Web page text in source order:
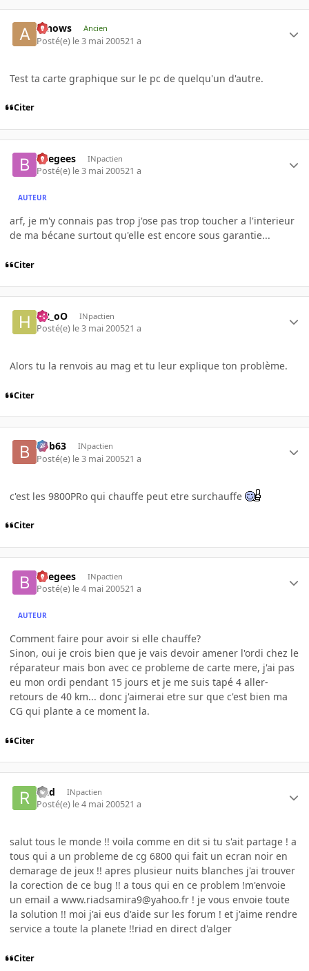
arnows Ancien
Posté(e) le 3 mai 200521 a
Test ta carte graphique sur le pc de quelqu'un d'autre.
Citer
beegees INpactien
Posté(e) le 3 mai 200521 a
AUTEUR
arf, je m'y connais pas trop j'ose pas trop toucher a l'interieur
de ma bécane surtout qu'elle est encore sous garantie...
Citer
H2_oO INpactien
Posté(e) le 3 mai 200521 a
Alors tu la renvois au mag et tu leur explique ton problème.
Citer
bob63 INpactien
Posté(e) le 3 mai 200521 a
c'est les 9800PRo qui chauffe peut etre surchauffe
Citer
beegees INpactien
Posté(e) le 4 mai 200521 a
AUTEUR
Comment faire pour avoir si elle chauffe?
Sinon, oui je crois bien que je vais devoir amener l'ordi chez le
réparateur mais bon avec ce probleme de carte mere, j'ai pas
eu mon ordi pendant 15 jours et je me suis tapé 4 aller-
retours de 40 km... donc j'aimerai etre sur que c'est bien ma
CG qui plante a ce moment la.
Citer
riad INpactien
Posté(e) le 4 mai 200521 a
salut tous le monde !! voila comme en dit si tu s'ait partage ! a
tous qui a un probleme de cg 6800 qui fait un ecran noir en
demarage de jeux !! apres plusieur nuits blanches j'ai trouver
la corection de ce bug !! a tous qui en ce problem !m'envoie
un email a www.riadsamira9@yahoo.fr ! je vous envoie toute
la solution !! moi j'ai eus d'aide sur les forum ! et j'aime rendre
service a toute la planete !!riad en direct d'alger
Citer